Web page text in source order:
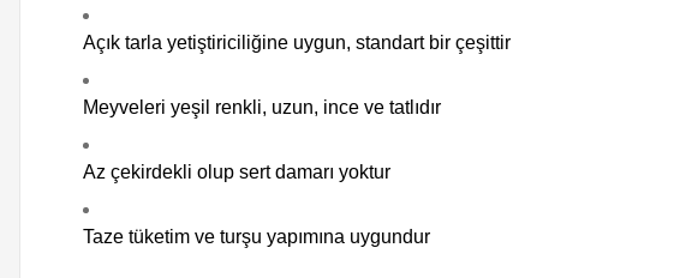
Açık tarla yetiştiriciliğine uygun, standart bir çeşittir
Meyveleri yeşil renkli, uzun, ince ve tatlıdır
Az çekirdekli olup sert damarı yoktur
Taze tüketim ve turşu yapımına uygundur